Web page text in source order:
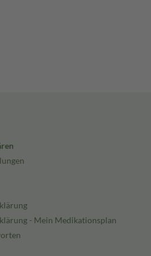
- Mein Medikationsplan